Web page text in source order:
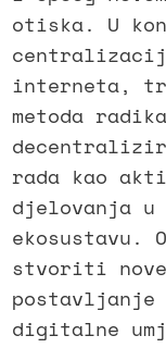
otiska. U
interneta,
metoda
rada kao
djelovanja u
ekosustavu.
stvoriti
digitalne